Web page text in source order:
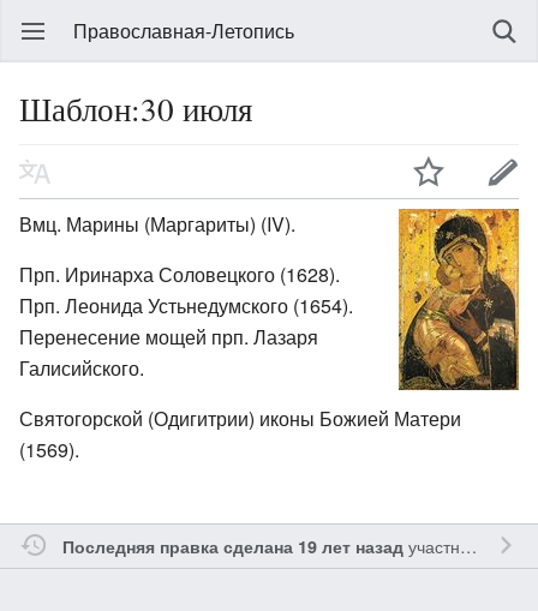
Православная-Летопись
Шаблон:30 июля
Вмц. Марины (Маргариты) (IV).
Прп. Иринарха Соловецкого (1628).
Прп. Леонида Устьнедумского (1654).
Перенесение мощей прп. Лазаря
Галисийского.
Святогорской (Одигитрии) иконы Божией Матери
(1569).
Последняя правка сделана 19 лет назадучастником Gleb